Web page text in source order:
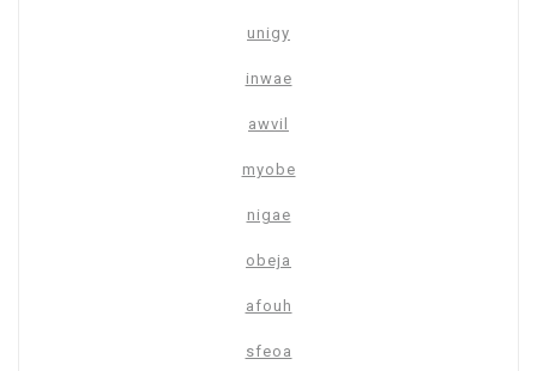
unigy
inwae
awvil
myobe
nigae
obeja
afouh
sfeoa